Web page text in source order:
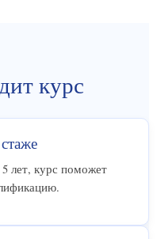
курс
лет, курс поможет